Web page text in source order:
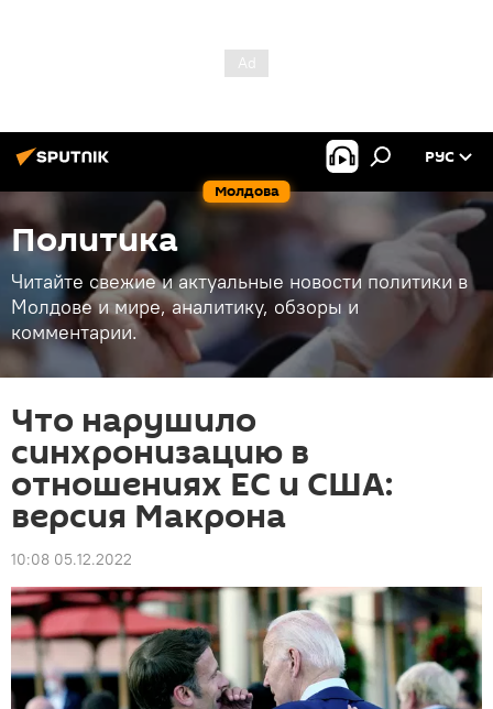
Молдова
РУС
Политика
Читайте свежие и актуальные новости политики в
Молдове и мире, аналитику, обзоры и
комментарии.
Что нарушило
синхронизацию в
отношениях ЕС и США:
версия Макрона
10:08 05.12.2022